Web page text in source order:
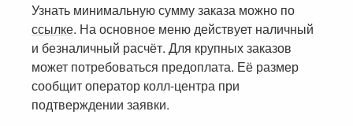
Узнать минимальную сумму заказа можно по
ссылке. На основное меню действует наличный
и безналичный расчёт. Для крупных заказов
может потребоваться предоплата. Её размер
сообщит оператор колл-центра при
подтверждении заявки.